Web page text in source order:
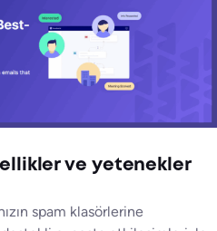
ve yetenekler
spam klasörlerine